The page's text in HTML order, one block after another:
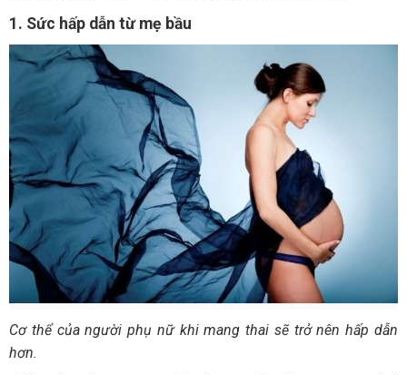
1. Sức hấp dẫn từ mẹ bầu
Cơ thể của người phụ nữ khi mang thai sẽ trở nên hấp dẫn
hơn.